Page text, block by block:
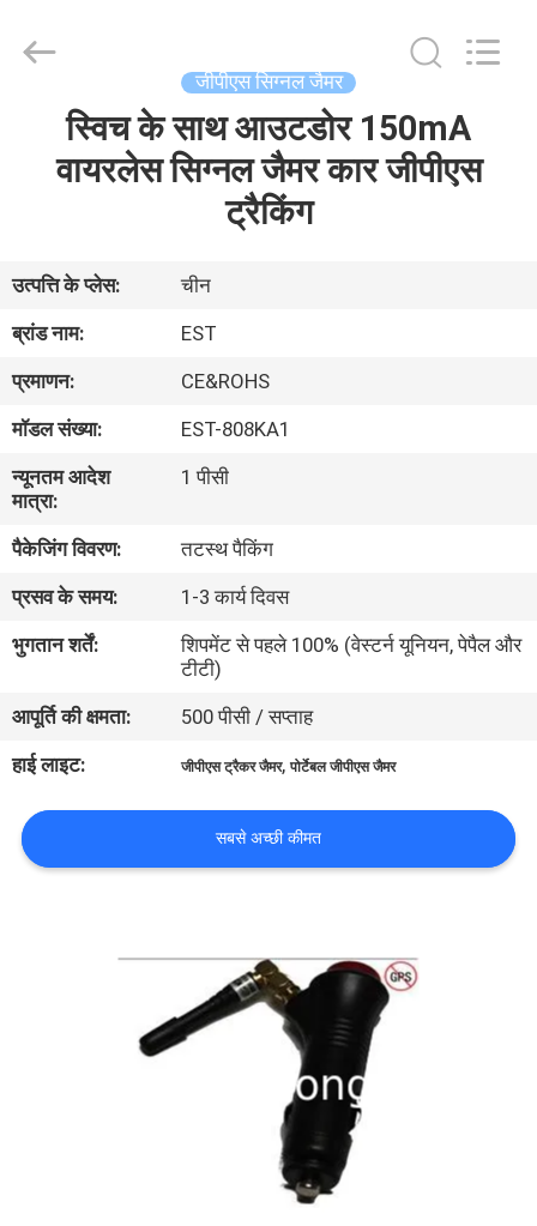
वीडियो
बारे
में
कारखाना
भ्रमण
गुणवत्ता
संपर्क
करें
समाचार
ELECTRONICS(HK)
CO.,LTD.
जीपीएस सिग्नल जैमर
स्विच के साथ आउटडोर 150mA
वायरलेस सिग्नल जैमर कार जीपीएस
ट्रैकिंग
उत्पत्ति के प्लेस:
चीन
ब्रांड नाम:
EST
प्रमाणन:
CE&ROHS
मॉडल संख्या:
EST-808KA1
न्यूनतम आदेश
मात्रा:
1 पीसी
पैकेजिंग विवरण:
तटस्थ पैकिंग
प्रसव के समय:
1-3 कार्य दिवस
भुगतान शर्तें:
शिपमेंट से पहले 100% (वेस्टर्न यूनियन, पेपैल और
टीटी)
आपूर्ति की क्षमता:
500 पीसी / सप्ताह
हाई लाइट:
जीपीएस ट्रैकर जैमर,पोर्टेबल जीपीएस जैमर
सबसे अच्छी कीमत